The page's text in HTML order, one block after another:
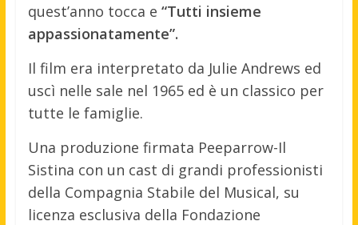
quest’anno tocca e “Tutti insieme
appassionatamente”.
Il film era interpretato da Julie Andrews ed
uscì nelle sale nel 1965 ed è un classico per
tutte le famiglie.
Una produzione firmata Peeparrow-Il
Sistina con un cast di grandi professionisti
della Compagnia Stabile del Musical, su
licenza esclusiva della Fondazione